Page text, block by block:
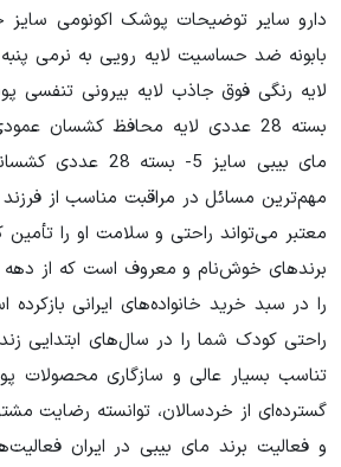
دارو سایر توضیحات پوشک اکونومی سایز
بابونه ضد حساسیت لایه رویی به نرمی
بسته 28 عددی لایه محافظ کشسان
مای بیبی سایز 5- بسته
مهم‌ترین مسائل در مراقبت مناسب از
برندهای خوش‌نام و معروف است که از دهه
را در سبد خرید خانواده‌های ایرانی
راحتی کودک شما را در سال‌های ابتدایی
تناسب بسیار عالی و سازگاری محصولات
گسترده‌ای از خردسالان، توانسته رضایت
و فعالیت برند مای بیبی در ایران